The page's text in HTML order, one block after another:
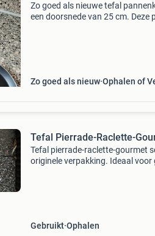
Zo goed als nieuwe tefal
een doorsnede van 25 cm. Deze
Zo goed als nieuw Ophalen of
Tefal Pierrade-Raclette-
Tefal pierrade-raclette-gourmet
originele verpakking. Ideaal voor
Gebruikt Ophalen